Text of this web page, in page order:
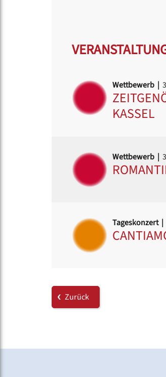
Wettbewerb |
KASSEL
Wettbewerb |
Tageskonzert |
Zurück